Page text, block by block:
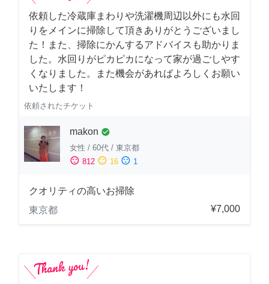
依頼した冷蔵庫まわりや洗濯機周辺以外にも水回
りをメインに掃除して頂きありがとうございまし
た！また、掃除にかんするアドバイスも助かりま
した。水回りがピカピカになって家が過ごしやす
くなりました。また機会があればよろしくお願い
いたします！
依頼されたチケット
makon check_circle
女性 / 60代 / 東京都
sentiment_satisfied 812 sentiment_neutral 16 sentiment_dissatisfied 1
クオリティの高いお掃除
東京都
¥7,000